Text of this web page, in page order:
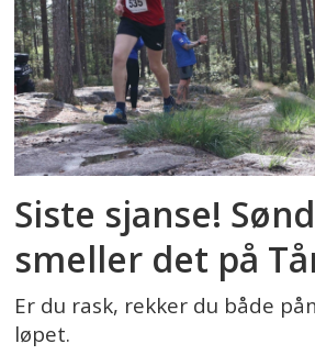
Siste sjanse!
smeller det på
Er du rask, rekker du både
løpet.